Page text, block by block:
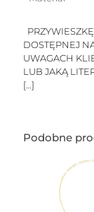
do
DOSTĘPNEJ
UWAGACH
LUB JAKĄ
[…]
Podobne